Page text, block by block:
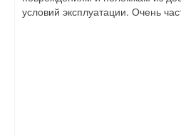
условий эксплуатации. Очень